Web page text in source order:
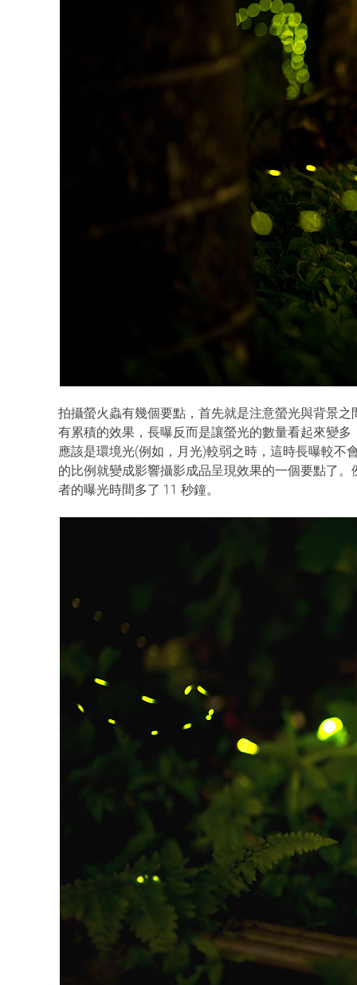
拍攝螢火蟲有幾個要點，首先就是注意螢光與背景
有累積的效果，長曝反而是讓螢光的數量看起來變
應該是環境光(例如，月光)較弱之時，這時長曝較不
的比例就變成影響攝影成品呈現效果的一個要點了
者的曝光時間多了 11 秒鐘。